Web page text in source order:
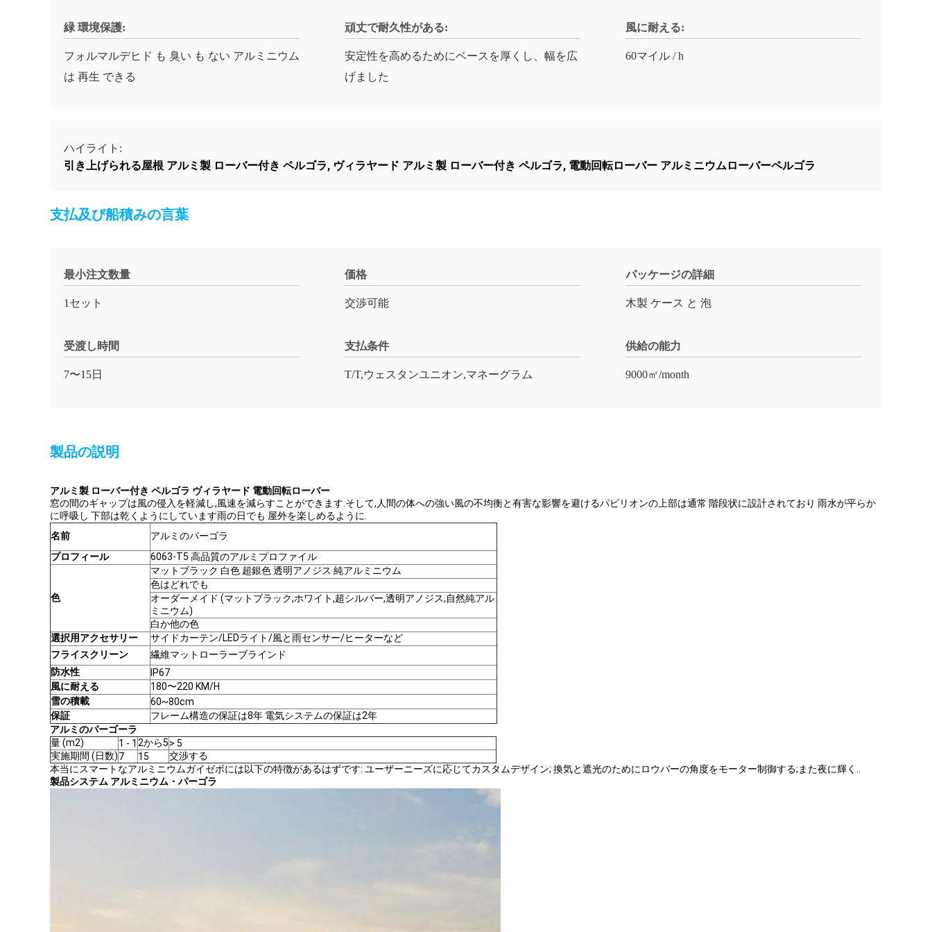
緑 環境保護:
フォルマルデヒド も 臭い も ない アルミニウム
は 再生 できる
頑丈で耐久性がある:
安定性を高めるためにベースを厚くし、幅を広
げました
風に耐える:
60マイル / h
ハイライト:
引き上げられる屋根 アルミ製 ローバー付き ペルゴラ, ヴィラヤード アルミ製 ローバー付き ペルゴラ, 電動回転ローバー アルミニウムローバーペルゴラ
支払及び船積みの言葉
最小注文数量
1セット
価格
交渉可能
パッケージの詳細
木製 ケース と 泡
受渡し時間
7〜15日
支払条件
T/T,ウェスタンユニオン,マネーグラム
供給の能力
9000㎡/month
製品の説明
アルミ製 ローバー付き ペルゴラ ヴィラヤード 電動回転ローバー
窓の間のギャップは風の侵入を軽減し,風速を減らすことができます.そして,人間の体への強い風の不均衡と有害な影響を避けるパビリオンの上部は通常 階段状に設計されており 雨水が平らか
に呼吸し 下部は乾くようにしています雨の日でも 屋外を楽しめるように.
名前
アルミのパーゴラ
プロフィール
6063-T5 高品質のアルミプロファイル
色
マットブラック 白色 超銀色 透明アノジス 純アルミニウム
色はどれでも
オーダーメイド (マットブラック,ホワイト,超シルバー,透明アノジス,自然純アル
ミニウム)
白か他の色
選択用アクセサリー
サイドカーテン/LEDライト/風と雨センサー/ヒーターなど
フライスクリーン
繊維マットローラーブラインド
防水性
IP67
風に耐える
180〜220 KM/H
雪の積載
60~80cm
保証
フレーム構造の保証は8年 電気システムの保証は2年
アルミのパーゴーラ
量 (m2)
1 - 1 2から5> 5
実施期間 (日数)7 15
交渉する
本当にスマートなアルミニウムガイゼボには以下の特徴があるはずです: ユーザーニーズに応じてカスタムデザイン; 換気と遮光のためにロウバーの角度をモーター制御する;また夜に輝く..
製品システム アルミニウム・パーゴラ